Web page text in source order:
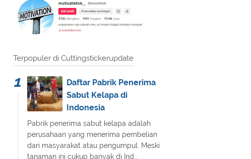
Terpopuler di Cuttingstickerupdate
Daftar Pabrik Penerima
Sabut Kelapa di
Indonesia
Pabrik penerima sabut kelapa adalah
perusahaan yang menerima pembelian
dari masyarakat atau pengumpul. Meski
tanaman ini cukup banyak di Ind...